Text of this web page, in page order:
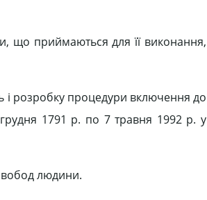
що приймаються для її виконання,
і розробку процедури включення до
1791 р. по 7 травня 1992 р. у
людини.